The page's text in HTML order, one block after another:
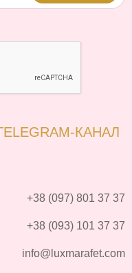
КАНАЛ
+38 (097) 801 37 37
+38 (093) 101 37 37
info@luxmarafet.com